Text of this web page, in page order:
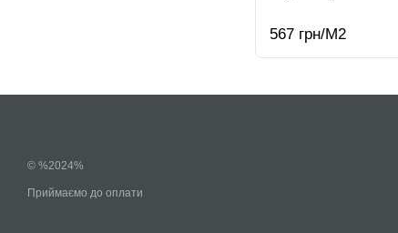
567 грн/М2
© %2024%
Приймаємо до оплати